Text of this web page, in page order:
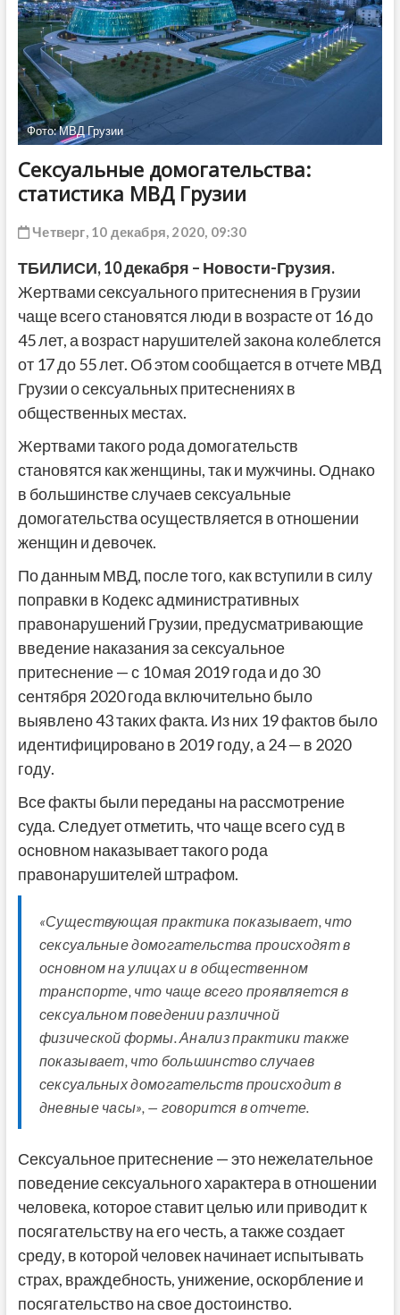
Фото: МВД Грузии
Сексуальные домогательства:
статистика МВД Грузии
Четверг, 10 декабря, 2020, 09:30
ТБИЛИСИ, 10 декабря – Новости-Грузия.
Жертвами сексуального притеснения в Грузии
чаще всего становятся люди в возрасте от 16 до
45 лет, а возраст нарушителей закона колеблется
от 17 до 55 лет. Об этом сообщается в отчете МВД
Грузии о сексуальных притеснениях в
общественных местах.
Жертвами такого рода домогательств
становятся как женщины, так и мужчины. Однако
в большинстве случаев сексуальные
домогательства осуществляется в отношении
женщин и девочек.
По данным МВД, после того, как вступили в силу
поправки в Кодекс административных
правонарушений Грузии, предусматривающие
введение наказания за сексуальное
притеснение — с 10 мая 2019 года и до 30
сентября 2020 года включительно было
выявлено 43 таких факта. Из них 19 фактов было
идентифицировано в 2019 году, а 24 — в 2020
году.
Все факты были переданы на рассмотрение
суда. Следует отметить, что чаще всего суд в
основном наказывает такого рода
правонарушителей штрафом.
«Существующая практика показывает, что
сексуальные домогательства происходят в
основном на улицах и в общественном
транспорте, что чаще всего проявляется в
сексуальном поведении различной
физической формы. Анализ практики также
показывает, что большинство случаев
сексуальных домогательств происходит в
дневные часы», — говорится в отчете.
Сексуальное притеснение — это нежелательное
поведение сексуального характера в отношении
человека, которое ставит целью или приводит к
посягательству на его честь, а также создает
среду, в которой человек начинает испытывать
страх, враждебность, унижение, оскорбление и
посягательство на свое достоинство.